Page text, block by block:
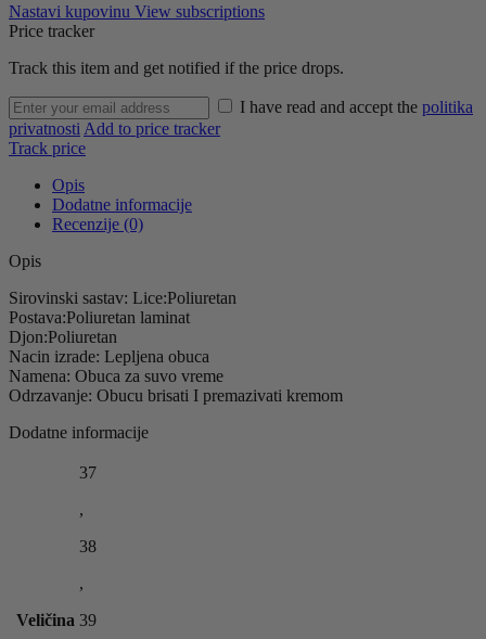
Nastavi kupovinu View subscriptions
Price tracker
Track this item and get notified if the price drops.
I have read and accept the politika
privatnosti Add to price tracker
Track price
Opis
Dodatne informacije
Recenzije (0)
Opis
Sirovinski sastav: Lice:Poliuretan
Postava:Poliuretan laminat
Djon:Poliuretan
Nacin izrade: Lepljena obuca
Namena: Obuca za suvo vreme
Odrzavanje: Obucu brisati I premazivati kremom
Dodatne informacije
Veličina
37
,
38
,
39